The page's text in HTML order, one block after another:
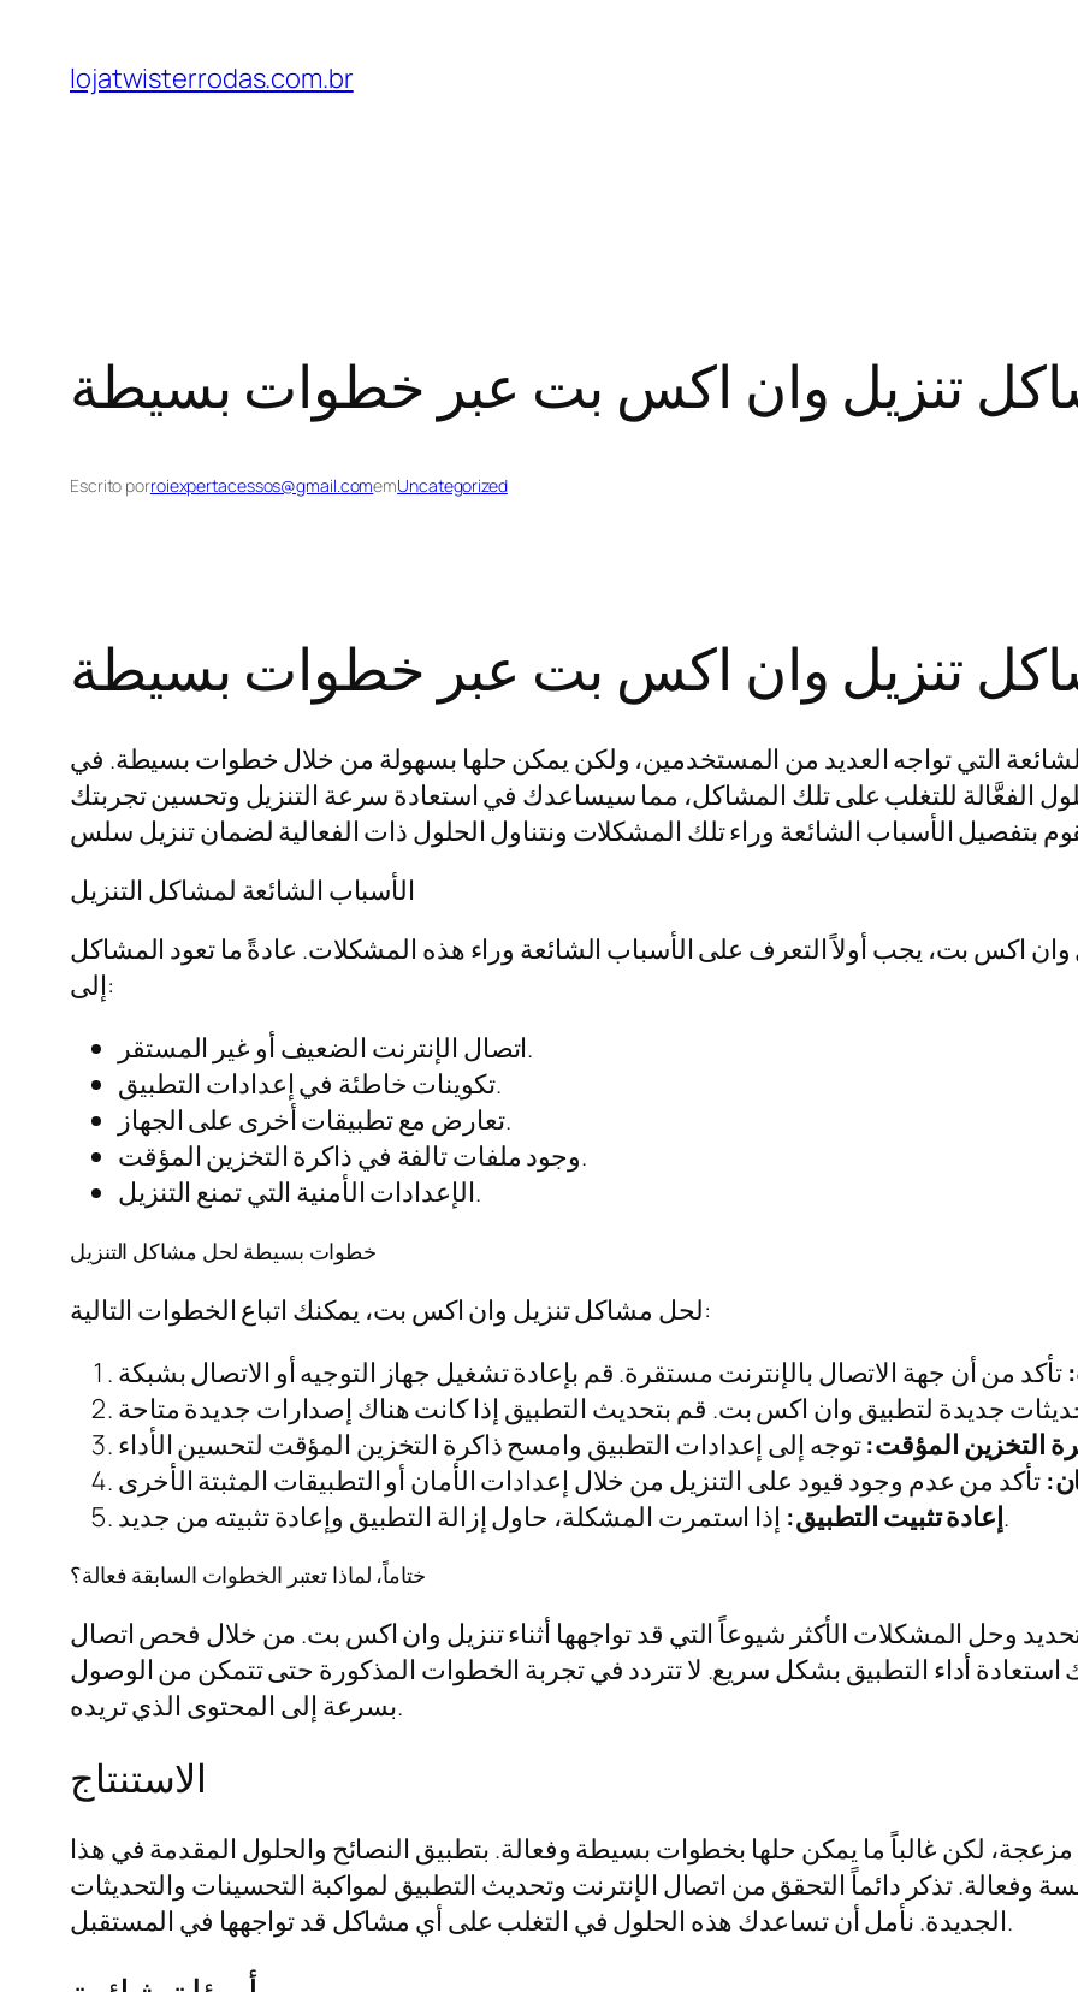
lojatwisterrodas.com.br
تنزيل وان اكس بت عبر خطوات بسيطة
Escrito porroiexpertacessos@gmail.comemUncategorized
تنزيل وان اكس بت عبر خطوات بسيطة
التي تواجه العديد من المستخدمين، ولكن يمكن حلها بسهولة من خلال خطوات بسيطة. في
الفعَّالة للتغلب على تلك المشاكل، مما سيساعدك في استعادة سرعة التنزيل وتحسين تجربتك
الأسباب الشائعة لمشاكل التنزيل
اكس بت، يجب أولاً التعرف على الأسباب الشائعة وراء هذه المشكلات. عادةً ما تعود المشاكل
إلى:
اتصال الإنترنت الضعيف أو غير المستقر.
تكوينات خاطئة في إعدادات التطبيق.
تعارض مع تطبيقات أخرى على الجهاز.
وجود ملفات تالفة في ذاكرة التخزين المؤقت.
الإعدادات الأمنية التي تمنع التنزيل.
خطوات بسيطة لحل مشاكل التنزيل
لحل مشاكل تنزيل وان اكس بت، يمكنك اتباع الخطوات التالية:
التخزين المؤقت:
إعادة تثبيت التطبيق:إذا استمرت المشكلة، حاول إزالة التطبيق وإعادة تثبيته من جديد.
ختاماً، لماذا تعتبر الخطوات السابقة فعالة؟
وحل المشكلات الأكثر شيوعاً التي قد تواجهها أثناء تنزيل وان اكس بت. من خلال فحص اتصال
استعادة أداء التطبيق بشكل سريع. لا تتردد في تجربة الخطوات المذكورة حتى تتمكن من الوصول
بسرعة إلى المحتوى الذي تريده.
الاستنتاج
لكن غالباً ما يمكن حلها بخطوات بسيطة وفعالة. بتطبيق النصائح والحلول المقدمة في هذا
وفعالة. تذكر دائماً التحقق من اتصال الإنترنت وتحديث التطبيق لمواكبة التحسينات والتحديثات
الجديدة. نأمل أن تساعدك هذه الحلول في التغلب على أي مشاكل قد تواجهها في المستقبل.